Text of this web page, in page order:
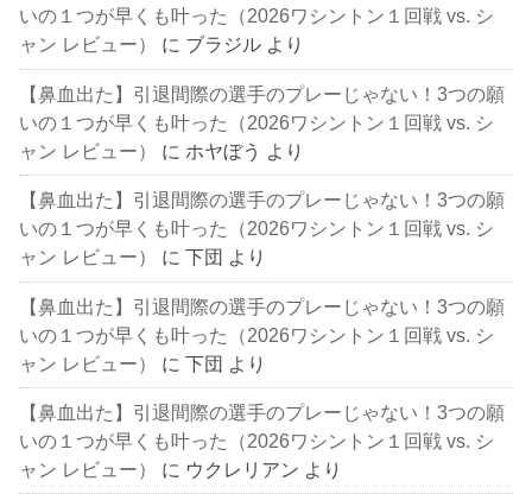
いの１つが早くも叶った（2026ワシントン１回戦 vs. シ
ャン レビュー）
に ブラジル より
【鼻血出た】引退間際の選手のプレーじゃない！3つの願
いの１つが早くも叶った（2026ワシントン１回戦 vs. シ
ャン レビュー）
に ホヤぼう より
【鼻血出た】引退間際の選手のプレーじゃない！3つの願
いの１つが早くも叶った（2026ワシントン１回戦 vs. シ
ャン レビュー）
に下団 より
【鼻血出た】引退間際の選手のプレーじゃない！3つの願
いの１つが早くも叶った（2026ワシントン１回戦 vs. シ
ャン レビュー）
に下団 より
【鼻血出た】引退間際の選手のプレーじゃない！3つの願
いの１つが早くも叶った（2026ワシントン１回戦 vs. シ
ャン レビュー）
に ウクレリアン より